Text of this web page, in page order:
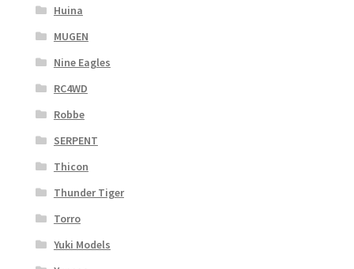
Huina
MUGEN
Nine Eagles
RC4WD
Robbe
SERPENT
Thicon
Thunder Tiger
Torro
Yuki Models